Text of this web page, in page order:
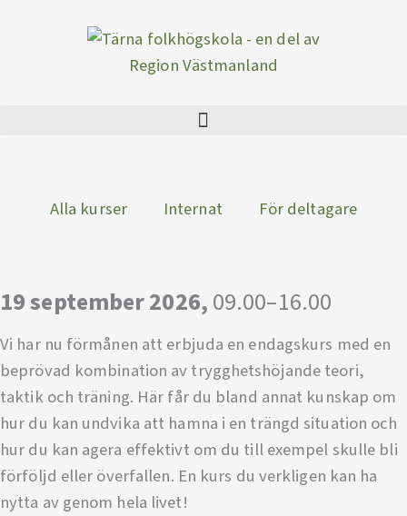
Alla kurser Internat För deltagare
19 september 2026,09.00–16.00
Vi har nu förmånen att erbjuda en endagskurs med en
beprövad kombination av trygghetshöjande teori,
taktik och träning. Här får du bland annat kunskap om
hur du kan undvika att hamna i en trängd situation och
hur du kan agera effektivt om du till exempel skulle bli
förföljd eller överfallen. En kurs du verkligen kan ha
nytta av genom hela livet!